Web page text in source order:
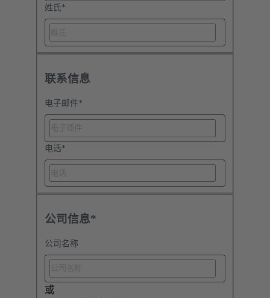
姓氏*
联系信息
电子邮件*
电话*
公司信息*
公司名称
或